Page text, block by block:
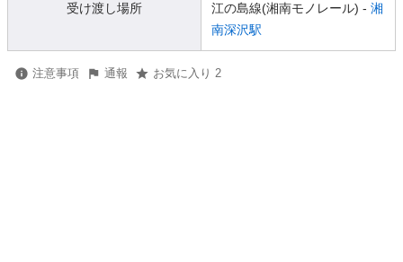
受け渡し場所
江の島線(湘南モノレール) - 湘
南深沢駅
注意事項 通報 お気に入り 2